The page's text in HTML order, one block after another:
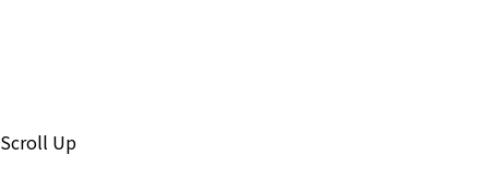
Scroll Up